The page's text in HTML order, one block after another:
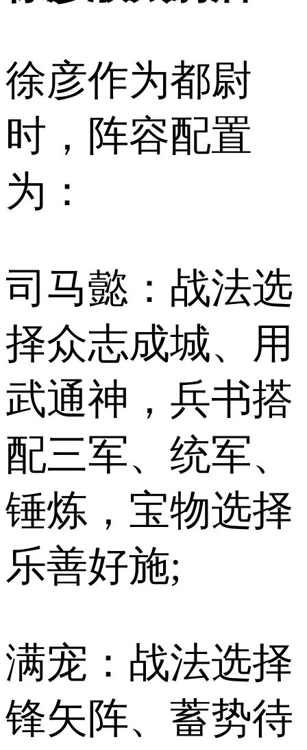
徐彦作为都尉
时，阵容配置
为：
司马懿：战法选
择众志成城、用
武通神，兵书搭
配三军、统军、
锤炼，宝物选择
乐善好施;
满宠：战法选择
锋矢阵、蓄势待